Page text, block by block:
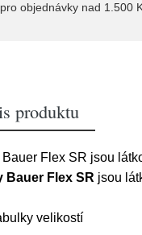
pro objednávky nad 1.500
produktu
Flex SR jsou
Bauer Flex SR jsou
velikostí